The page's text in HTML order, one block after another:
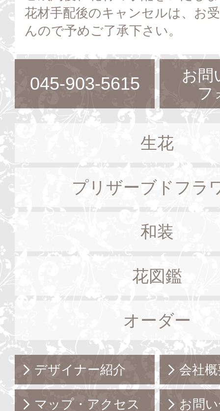
花材手配後のキャンセルは、お
んので予めご了承下さい。
お問
フ
045-903-5615
生花
プリザーブドフラ
和装
花図鑑
オーダー
デザイナー紹介 会社
マップ・アクセス お問